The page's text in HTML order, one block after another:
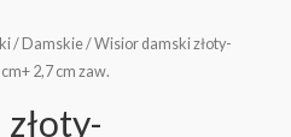
/ Damskie/ Wisior damski złoty-
2,7 cm zaw.